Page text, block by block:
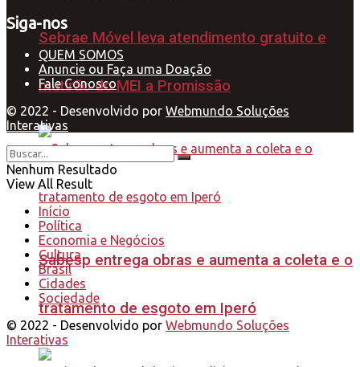
Sebrae Móvel leva atendimento gratuito e
mutirão do MEI a Promissão
Sabesp entrega obras e aumenta a coleta e o
tratamento de esgoto em Iperó
Siga-nos
QUEM SOMOS
Anuncie ou Faça uma Doação
Fale Conosco
© 2022 - Desenvolvido por Webmundo Soluções
Interativas
Nenhum Resultado
View All Result
Início
Política
Economia e Negócios
Cultura
Brasil
Cidades
Sociedade
© 2022 - Desenvolvido por Webmundo Soluções
Interativas